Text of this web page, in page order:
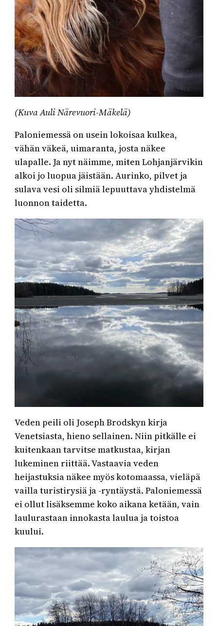
(Kuva Auli Närevuori-Mäkelä)
Paloniemessä on usein lokoisaa kulkea,
vähän väkeä, uimaranta, josta näkee
ulapalle. Ja nyt näimme, miten Lohjanjärvikin
alkoi jo luopua jäistään. Aurinko, pilvet ja
sulava vesi oli silmiä lepuuttava yhdistelmä
luonnon taidetta.
Veden peili oli Joseph Brodskyn kirja
Venetsiasta, hieno sellainen. Niin pitkälle ei
kuitenkaan tarvitse matkustaa, kirjan
lukeminen riittää. Vastaavia veden
heijastuksia näkee myös kotomaassa, vieläpä
vailla turistirysiä ja -ryntäystä. Paloniemessä
ei ollut lisäksemme koko aikana ketään, vain
laulurastaan innokasta laulua ja toistoa
kuului.